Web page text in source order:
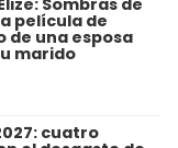
Sombras de
película de
de una esposa
marido
cuatro